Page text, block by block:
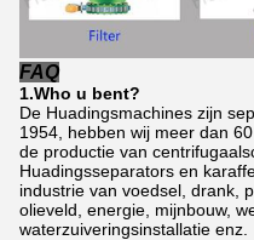
FAQ
1.Who u bent?
De Huadingsmachines zijn
1954, hebben wij meer dan
de productie van
Huadingsseparators en
industrie van voedsel, drank,
olieveld, energie, mijnbouw,
waterzuiveringsinstallatie enz.